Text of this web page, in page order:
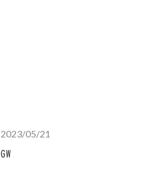
2023/05/21
GW